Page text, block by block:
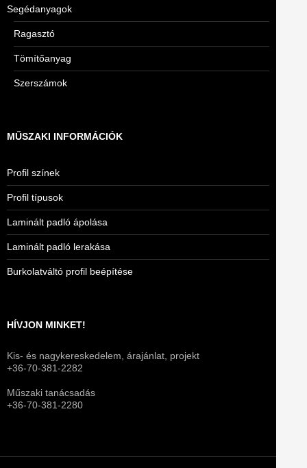
Segédanyagok
Ragasztó
Tömítőanyag
Szerszámok
MŰSZAKI INFORMÁCIÓK
Profil színek
Profil típusok
Laminált padló ápolása
Laminált padló lerakása
Burkolatváltó profil beépítése
HÍVJON MINKET!
Kis- és nagykereskedelem, árajánlat, projekt
+36-70-381-2282
Műszaki tanácsadás
+36-70-381-2280